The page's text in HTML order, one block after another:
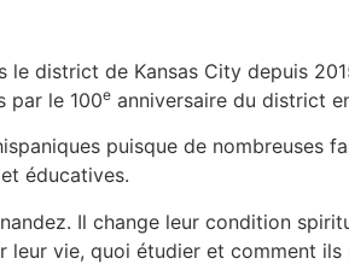
le district de Kansas City depuis
par le 100eanniversaire du district
puisque de nombreuses
éducatives.
Il change leur condition
leur vie, quoi étudier et comment ils